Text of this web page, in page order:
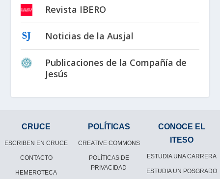
Revista IBERO
Noticias de la Ausjal
Publicaciones de la Compañía de
Jesús
CRUCE
ESCRIBEN EN CRUCE
CONTACTO
HEMEROTECA
POLÍTICAS
CREATIVE COMMONS
POLÍTICAS DE
PRIVACIDAD
CONOCE EL
ITESO
ESTUDIA UNA CARRERA
ESTUDIA UN POSGRADO